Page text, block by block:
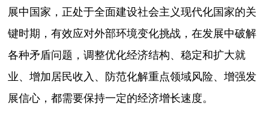
展中国家，正处于全面建设社会主义现代化国家的关
键时期，有效应对外部环境变化挑战，在发展中破解
各种矛盾问题，调整优化经济结构、稳定和扩大就
业、增加居民收入、防范化解重点领域风险、增强发
展信心，都需要保持一定的经济增长速度。